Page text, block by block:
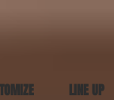
LINE UP